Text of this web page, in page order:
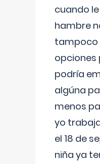
cuando
hambre
tampoco
opciones
podría
algúna
menos
yo
el 18 de
niña ya